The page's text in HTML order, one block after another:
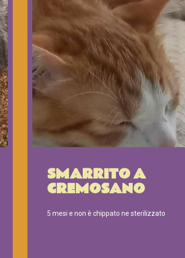
SMARRITO A
CREMOSANO
5 mesi e non è chippato ne sterilizzato